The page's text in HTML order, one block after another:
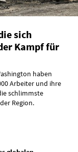
sich
Kampf für
haben
Arbeiter und ihre
schlimmste
Region.